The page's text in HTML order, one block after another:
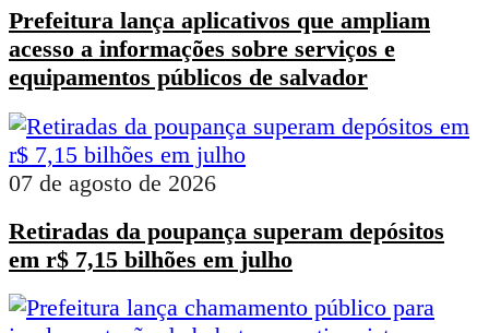
Prefeitura lança aplicativos que ampliam
acesso a informações sobre serviços e
equipamentos públicos de salvador
07 de agosto de 2026
Retiradas da poupança superam depósitos
em r$ 7,15 bilhões em julho